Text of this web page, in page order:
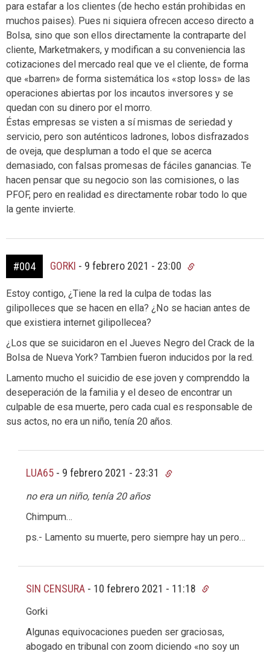
para estafar a los clientes (de hecho están prohibidas en
muchos paises). Pues ni siquiera ofrecen acceso directo a
Bolsa, sino que son ellos directamente la contraparte del
cliente, Marketmakers, y modifican a su conveniencia las
cotizaciones del mercado real que ve el cliente, de forma
que «barren» de forma sistemática los «stop loss» de las
operaciones abiertas por los incautos inversores y se
quedan con su dinero por el morro.
Éstas empresas se visten a sí mismas de seriedad y
servicio, pero son auténticos ladrones, lobos disfrazados
de oveja, que despluman a todo el que se acerca
demasiado, con falsas promesas de fáciles ganancias. Te
hacen pensar que su negocio son las comisiones, o las
PFOF, pero en realidad es directamente robar todo lo que
la gente invierte.
#004 GORKI - 9 febrero 2021 - 23:00
Estoy contigo, ¿Tiene la red la culpa de todas las
gilipolleces que se hacen en ella? ¿No se hacian antes de
que existiera internet gilipollecea?
¿Los que se suicidaron en el Jueves Negro del Crack de la
Bolsa de Nueva York? Tambien fueron inducidos por la red.
Lamento mucho el suicidio de ese joven y comprenddo la
deseperación de la familia y el deseo de encontrar un
culpable de esa muerte, pero cada cual es responsable de
sus actos, no era un niño, tenía 20 años.
LUA65 - 9 febrero 2021 - 23:31
no era un niño, tenía 20 años
Chimpum…
ps.- Lamento su muerte, pero siempre hay un pero…
SIN CENSURA - 10 febrero 2021 - 11:18
Gorki
Algunas equivocaciones pueden ser graciosas,
abogado en tribunal con zoom diciendo «no soy un